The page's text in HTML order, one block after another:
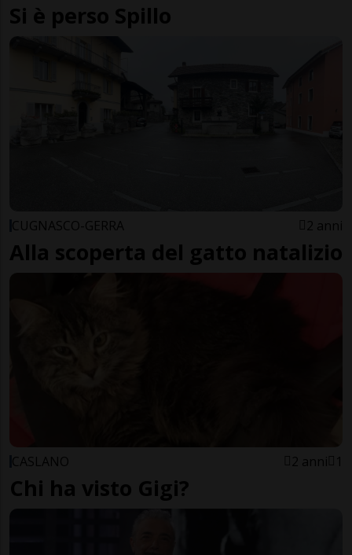
Si è perso Spillo
CUGNASCO-GERRA 2 anni
Alla scoperta del gatto natalizio
CASLANO 2 anni 1
Chi ha visto Gigi?